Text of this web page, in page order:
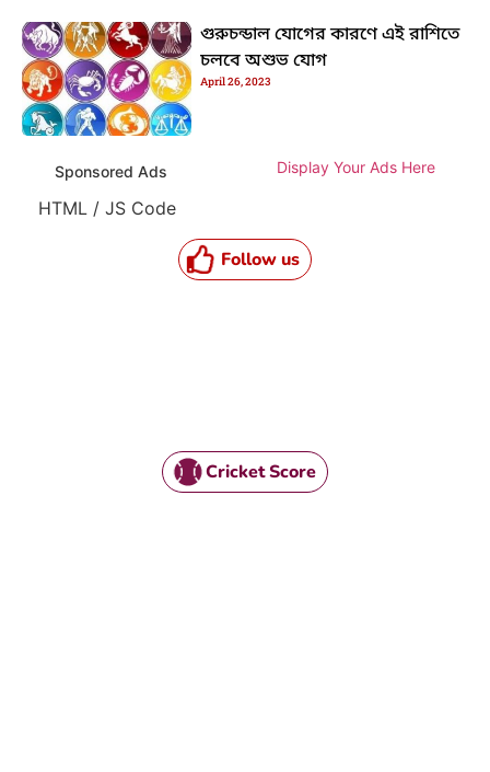
গুরুচন্ডাল যোগের কারণে এই রাশিতে
চলবে অশুভ যোগ
April 26, 2023
Sponsored Ads Display Your Ads Here
HTML / JS Code
Follow us
Cricket Score